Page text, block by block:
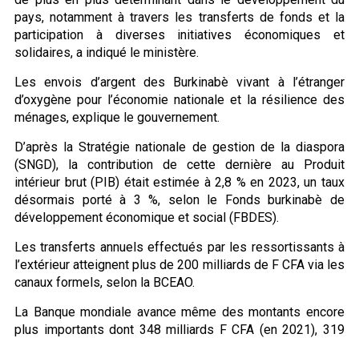
pays, notamment à travers les transferts de fonds et la
participation à diverses initiatives économiques et
solidaires, a indiqué le ministère.
Les envois d’argent des Burkinabè vivant à l’étranger
d’oxygène pour l’économie nationale et la résilience des
ménages, explique le gouvernement.
D’après la Stratégie nationale de gestion de la diaspora
(SNGD), la contribution de cette dernière au Produit
intérieur brut (PIB) était estimée à 2,8 % en 2023, un taux
désormais porté à 3 %, selon le Fonds burkinabè de
développement économique et social (FBDES).
Les transferts annuels effectués par les ressortissants à
l’extérieur atteignent plus de 200 milliards de F CFA via les
canaux formels, selon la BCEAO.
La Banque mondiale avance même des montants encore
plus importants dont 348 milliards F CFA (en 2021), 319